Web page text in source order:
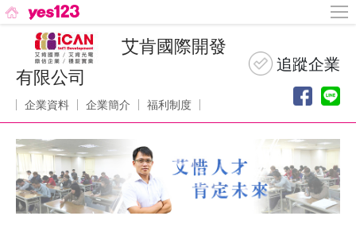
艾肯國際開發
有限公司
企業資料 企業簡介 福利制度